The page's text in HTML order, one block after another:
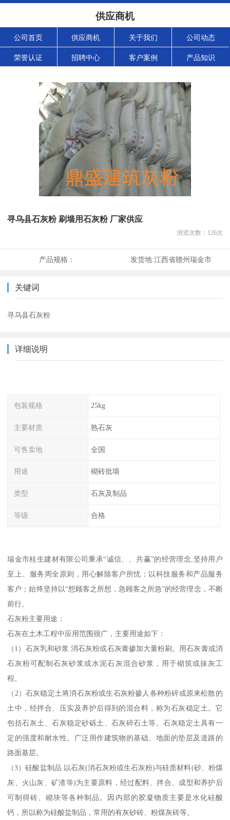
供应商机
公司首页 供应商机 关于我们 公司动态
荣誉认证 招聘中心 客户案例 产品知识
寻乌县石灰粉 刷墙用石灰粉 厂家供应
浏览次数： 126次
产品规格： 发货地:江西省赣州瑞金市
关键词
寻乌县石灰粉
详细说明
包装规格 25kg
主要材质 熟石灰
可售卖地 全国
用途 砌砖批墙
类型 石灰及制品
等级 合格
瑞金市桂生建材有限公司秉承“诚信、、共赢”的经营理念,坚持用户
至上、服务周全原则，用心解除客户所忧；以科技服务和产品服务
客户；始终坚持以“想顾客之所想，急顾客之所急”的经营理念，不断
前行。
石灰粉主要用途：
石灰在土木工程中应用范围很广，主要用途如下：
（1）石灰乳和砂浆 消石灰粉或石灰膏掺加大量粉刷。用石灰膏或消
石灰粉可配制石灰砂浆或水泥石灰混合砂浆，用于砌筑或抹灰工
程。
（2）石灰稳定土将消石灰粉或生石灰粉掺人各种粉碎或原来松散的
土中，经拌合、压实及养护后得到的混合料，称为石灰稳定土。它
包括石灰土、石灰稳定砂砾土、石灰碎石土等。石灰稳定土具有一
定的强度和耐水性。广泛用作建筑物的基础、地面的垫层及道路的
路面基层。
（3）硅酸盐制品 以石灰(消石灰粉或生石灰粉)与硅质材料(砂、粉煤
灰、火山灰、矿渣等)为主要原料，经过配料、拌合、成型和养护后
可制得砖、砌块等各种制品。因内部的胶凝物质主要是水化硅酸
钙，所以称为硅酸盐制品，常用的有灰砂砖、粉煤灰砖等。